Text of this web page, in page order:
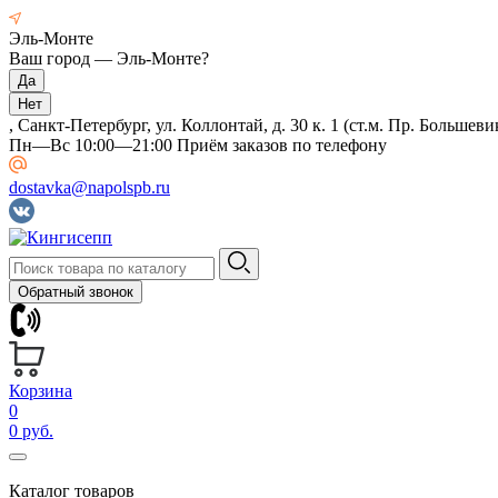
Эль-Монте
Ваш город — Эль-Монте?
, Санкт-Петербург, ул. Коллонтай, д. 30 к. 1 (ст.м. Пр.
Пн—Вс 10:00—21:00 Приём заказов по телефону
dostavka@napolspb.ru
Обратный звонок
Корзина
0
0 руб.
Каталог товаров